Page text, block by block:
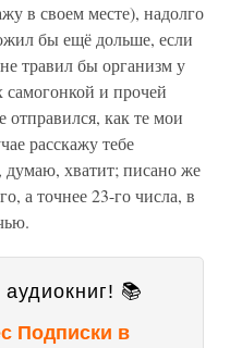
в своем месте), надолго
бы ещё дольше, если
травил бы организм у
и прочей
отправился, как те мои
расскажу тебе
думаю, хватит; писано же
а точнее 23-го числа, в
📚
Подписки в